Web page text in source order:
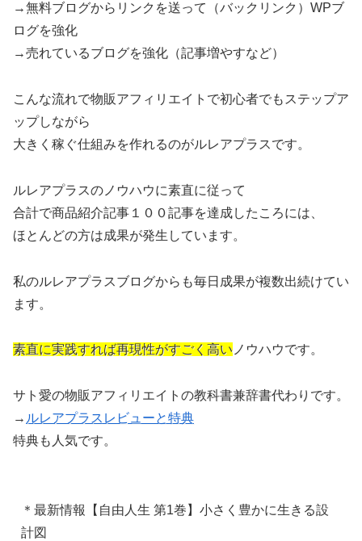
→無料ブログからリンクを送って（バックリンク）WPブ
ログを強化
→売れているブログを強化（記事増やすなど）
こんな流れで物販アフィリエイトで初心者でもステップア
ップしながら
大きく稼ぐ仕組みを作れるのがルレアプラスです。
ルレアプラスのノウハウに素直に従って
合計で商品紹介記事１００記事を達成したころには、
ほとんどの方は成果が発生しています。
私のルレアプラスブログからも毎日成果が複数出続けてい
ます。
素直に実践すれば再現性がすごく高い ノウハウです。
サト愛の物販アフィリエイトの教科書兼辞書代わりです。
→ ルレアプラスレビューと特典
特典も人気です。
＊最新情報【自由人生 第1巻】小さく豊かに生きる設
計図